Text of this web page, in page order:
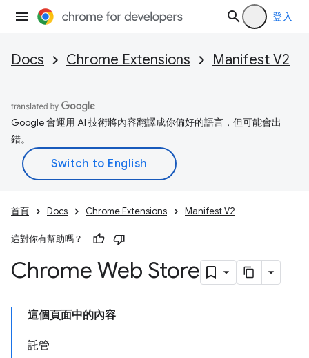
登入
Docs Chrome Extensions Manifest V2
Google 會運用 AI 技術將內容翻譯成你偏好的語言，但可能會出
錯。
首頁 Docs Chrome Extensions Manifest V2
這對你有幫助嗎？
Chrome Web Store
這個頁面中的內容
託管